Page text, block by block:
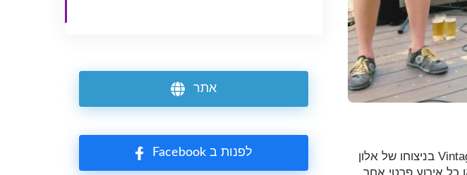
אם אתם מחפשים להוסיף נופך מיוחד ואווירה קסומה לאירוע שלכם, להקת Vintage Vibes בניצוחו של אלון
אתר
Facebook לפנות ב